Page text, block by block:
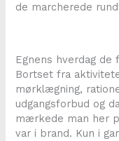
de marcherede
Egnens hverdag de
Bortset fra
mørklægning,
udgangsforbud og
mærkede man her
var i brand. Kun i